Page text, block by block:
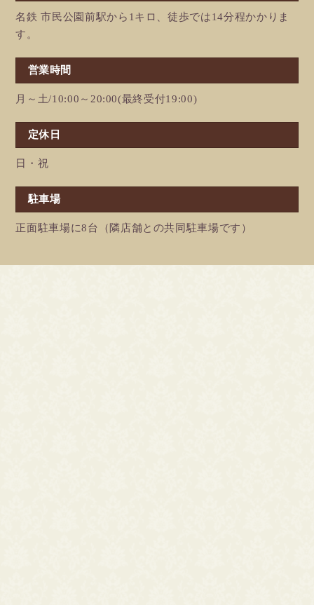
名鉄 市民公園前駅から1キロ、徒歩では14分程かかりま
す。
営業時間
月～土/10:00～20:00(最終受付19:00)
定休日
日・祝
駐車場
正面駐車場に8台（隣店舗との共同駐車場です）